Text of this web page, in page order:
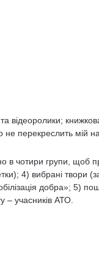
відеоролики;
не перекреслить мій
в чотири групи, щоб
4) вибрані твори
добра»; 5)
– учасників АТО.